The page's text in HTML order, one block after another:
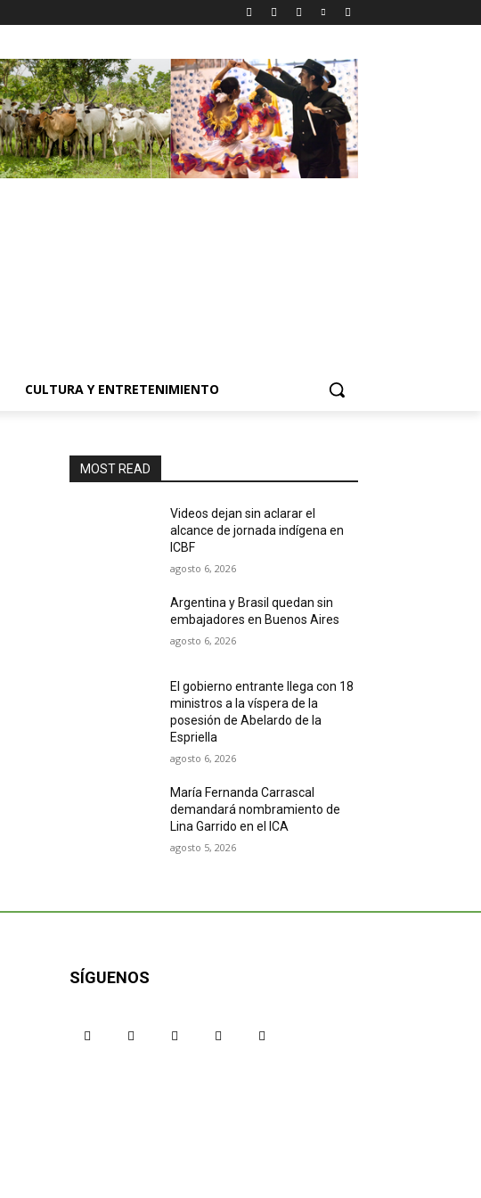
CULTURA Y ENTRETENIMIENTO
MOST READ
Videos dejan sin aclarar el
alcance de jornada indígena en
ICBF
agosto 6, 2026
Argentina y Brasil quedan sin
embajadores en Buenos Aires
agosto 6, 2026
El gobierno entrante llega con 18
ministros a la víspera de la
posesión de Abelardo de la
Espriella
agosto 6, 2026
María Fernanda Carrascal
demandará nombramiento de
Lina Garrido en el ICA
agosto 5, 2026
SÍGUENOS